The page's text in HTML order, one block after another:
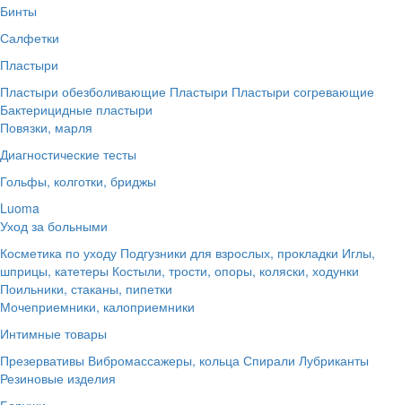
Бинты
Салфетки
Пластыри
Пластыри обезболивающие Пластыри Пластыри согревающие
Бактерицидные пластыри
Повязки, марля
Диагностические тесты
Гольфы, колготки, бриджы
Luoma
Уход за больными
Косметика по уходу Подгузники для взрослых, прокладки Иглы,
шприцы, катетеры Костыли, трости, опоры, коляски, ходунки
Поильники, стаканы, пипетки
Мочеприемники, калоприемники
Интимные товары
Презервативы Вибромассажеры, кольца Спирали Лубриканты
Резиновые изделия